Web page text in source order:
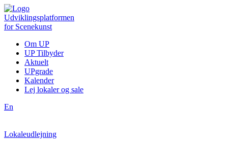
Udviklingsplatformen
for Scenekunst
Om UP
UP Tilbyder
Aktuelt
UPgrade
Kalender
Lej lokaler og sale
En
Lokaleudlejning